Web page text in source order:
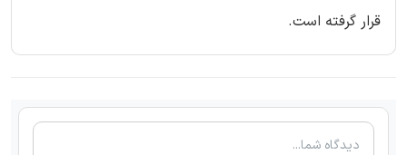
قرار گرفته است.